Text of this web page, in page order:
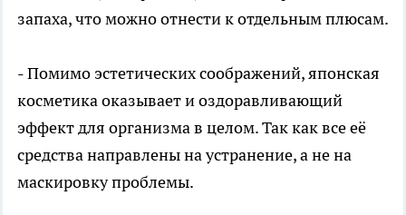
запаха, что можно отнести к отдельным плюсам.
- Помимо эстетических соображений, японская
косметика оказывает и оздоравливающий
эффект для организма в целом. Так как все её
средства направлены на устранение, а не на
маскировку проблемы.